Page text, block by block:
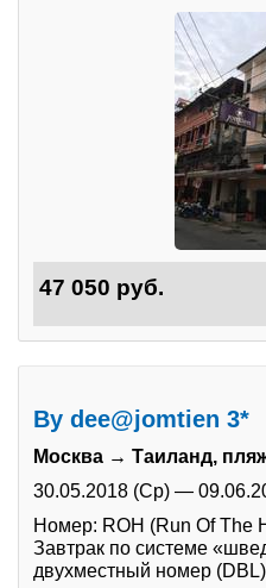
47 050 руб.
By dee@jomtien 3*
Москва → Таиланд,
30.05.2018 (Ср) —
Номер: ROH (Run Of The
Завтрак по системе
двухместный номер (DBL)